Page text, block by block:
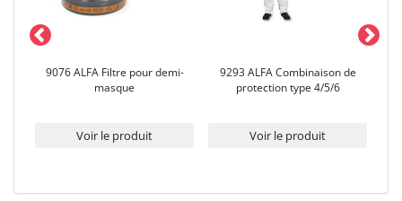
9076 ALFA Filtre pour demi-
masque
Voir le produit
9293 ALFA Combinaison de
protection type 4/5/6
Voir le produit